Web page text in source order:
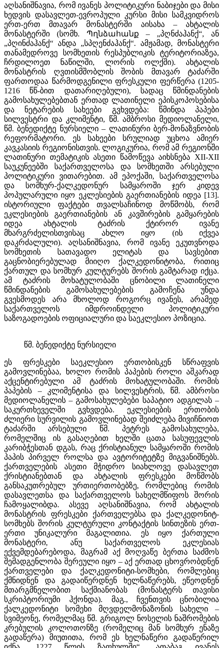
აღსანიშნავია, რომ ივანეს პოლიტიკური ნაბიჯები და მისი
ხედვის დასავლეთ-ევროპული კურსი მისი სამკვიდროს
ერთ-ერთ მთავარ მონასტერში აისახა – ახტალის
მონასტერში (სომხ. Պղնձահանք – „პღნძაჰანქ“, ან
„პღინძაჰანქ“ ანდა „სპღენძაჰანქ“. ამჟამად, მონასტერი
თანამედროვე სომხეთის რესპუბლიკის ტერიტორიაზეა,
ჩრდილოეთ ნაწილში, ლორის ოლქში). ახტალის
მონასტრის ღვთისმშობლის შობის მთავარ ტაძარში
ფართოდაა წარმოდგენილი ფრესკული ფერწერა (1205-
1216 წწ-ბით დათარიღებული), სადაც წმინდანების
გამოსახულებებთან ერთად ლათინელი ეპისკოპოსებისა
და ნეტარების სახეები გვხვდება: წმინდა პაპები
სილვესტრი და კლიმენტი, წმ. ამბროსი მედიოლანელი,
წმ. ბენედიქტე ნურსიელი – ლათინური ბერ-მონაზვნობის
რეფორმატორი. ეს სახეები სრულიად უცხოა ამიერ
კავკასიის რეგიონისთვის. ლოგიკურია, რომ ამ რეგიონში
ლათინური თემატიკის ასეთი წამოწევა აიხსნება XII-XII
საუკუნეებში საქართველოსა და სომხეთში არსებული
პოლიტიკური ვითარებით. ამ ეპოქაში, საქართველოსა
და სომხურ-ქალკედონურ სამყაროში ჯერ კიდევ
პოპულარული იყო ეკლესიების გაერთიანების იდეა [13].
ისტორიული ფაქტები თვალსაჩინოდ მოწმობს, რომ
ეკლესიების გაერთიანების ან კავშირების გამყარების
იდეა ახტალის ტაძრის ქტირორ ივანე
მხარგრძელისთვისაც ახლო იყო (ის იქვეა
დაკრძალული). აღსანიშნავია, რომ ივანე ეკუთვნოდა
სომხეთის სათავადო ელიტას და სავსებით
გაცნობიერებულად მიიღო ქალკედონიტობა, რითიც
ქართულ და სომხურ კულტურებს შორის გამტარად იქცა.
ამ ტაძრის მოხატულობაში ცნობილი ლათინელი
წმინდანების გამოსახულებების გამოჩენა უნდა
გვესმოდეს არა მხოლოდ როგორც ივანეს, არამედ
საქართველოს იმდროინდელი პოლიტიკური
საზოგადოების ოფიციალური და საეკლესიო პოზიცია.
წმ. ბენედიქტე ნურსიელი
ეს ფრესკები საეკლესიო ერთობისკენ სწრაფვის
გამოვლინებაა, ხოლო რომის პაპების როლი აშკარად
აქცენტირებული ამ ტაძრის მოხატულობაში. რომის
პაპების – კლიმენტისა და სილვესტრის, წმ. ამბროსი
მედიოლანელის – გამოსახულებები საპატიო ადგილას –
საკურთხეველში გვხვდება. ეკლესიების ერთობის
ძლიერი სურვილის გამოვლინებად შეიძლება მივიჩნიოთ
ტაძარში არსებული წმ. პეტრეს გამოსახულება,
რომელშიც ის გასაღებით ხელში ცათა სასუფევლის
კარიბჭესთან დგას, რაც ქრისტიანულ სამყაროში რომის
პაპის პირველ როლსა და ავტორიტეტზე მიგვანიშნებს.
ქართველების ასეთი მჭიდრო სიახლოვე დასავლეთ
ქრისტიანებთან და ახტალის ფრესკები მოწმობს
განსაკუთრებულ ურთიერთობებზე, რომლებიც რომის
დასავლეთსა და საქართველოს სახელმწიფოს შორის
ჩამოყალიბდა. ასევე აღსანიშნავია, რომ ახტალის
მონასტრის ფრესკები ქართველებსა და ქალკედონიტ-
სომხებს შორის კულტურული კონტაქტის სინთეზის ერთ-
ერთი უნიკალური მაგალითია. ეს იყო ქართული
მონასტერი, ანუ საქართველოს ეკლესიას
ექვემდებარებოდა, მაგრამ აქ მოღვაწე ბერთა საძმოს
შემადგენლობა შერეული იყო – აქ ერთად ცხოვრობდნენ
ქართველები და ქალკედონიტი-სომხები, რომლებიც
ქმნიდნენ და გადაიწერდნენ ხელნაწერებს, ეწეოდნენ
მთარგმნელობით საქმიანობას (მონასტერს თავისი
სკრიპტორიუმი ჰქონდა). მაგ., ჩვენთვის ცნობილია
ქალკედონიტი სომეხი მღვდელმონაზონის სახელი –
სვიმეონე, რომელმაც წმ. გრიგოლ ნოსელის ნაშრომების
კრებულის კოლოთონზე (რომელიც მან სომხურ ენაზე
გადაწერა) მიუთითა, რომ ეს ხელნაწერი გადაწერილ